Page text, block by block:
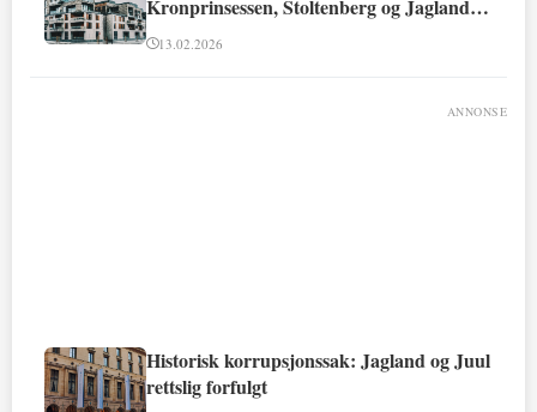
Kronprinsessen, Stoltenberg og Jagland
involvert
13.02.2026
ANNONSE
Historisk korrupsjonssak: Jagland og Juul
rettslig forfulgt